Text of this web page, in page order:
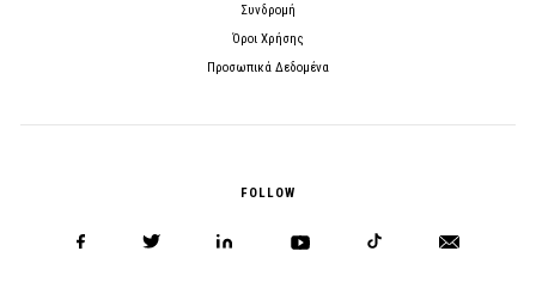
Συνδρομή
Όροι Χρήσης
Προσωπικά Δεδομένα
FOLLOW